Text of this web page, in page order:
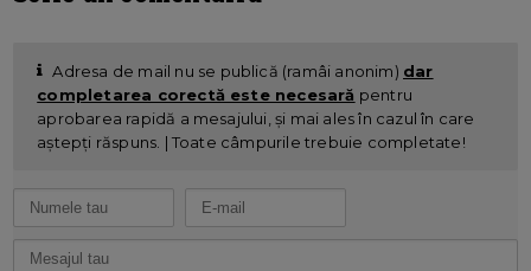
Adresa de mail nu se publică (ramâi anonim) dar
completarea corectă este necesară pentru
aprobarea rapidă a mesajului, și mai ales în cazul în care
aștepți răspuns. | Toate câmpurile trebuie completate!